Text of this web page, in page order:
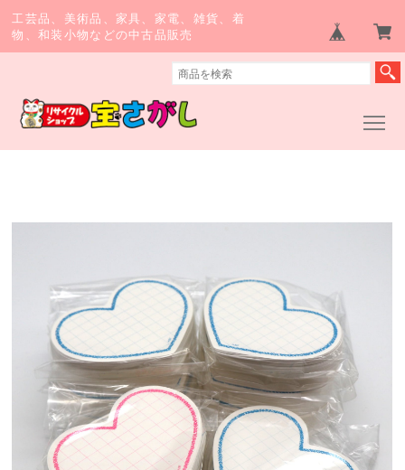
工芸品、美術品、家具、家電、雑貨、着
物、和装小物などの中古品販売